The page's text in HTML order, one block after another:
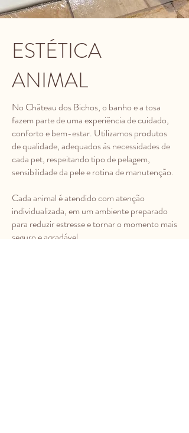
ESTÉTICA
ANIMAL
No Château dos Bichos, o banho e a tosa
fazem parte de uma experiência de cuidado,
conforto e bem-estar. Utilizamos produtos
de qualidade, adequados às necessidades de
cada pet, respeitando tipo de pelagem,
sensibilidade da pele e rotina de manutenção.
Cada animal é atendido com atenção
individualizada, em um ambiente preparado
para reduzir estresse e tornar o momento mais
seguro e agradável.